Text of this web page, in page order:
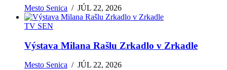
Mesto Senica /JÚL 22, 2026
TV SEN
Výstava Milana Rašlu Zrkadlo v Zrkadle
Mesto Senica /JÚL 22, 2026